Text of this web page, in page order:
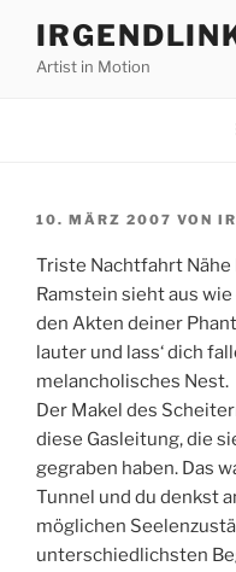
Inhalt
springenArtist in Motion
VERÖFFENTLICHT
10. MÄRZ 2007 VON
Triste Nachtfahrt
Ramstein sieht aus wie
den Akten deiner
lauter und lass‘ dich
melancholisches Nest.
Der Makel des
diese Gasleitung, die
gegraben haben. Das
Tunnel und du denkst
möglichen
unterschiedlichsten